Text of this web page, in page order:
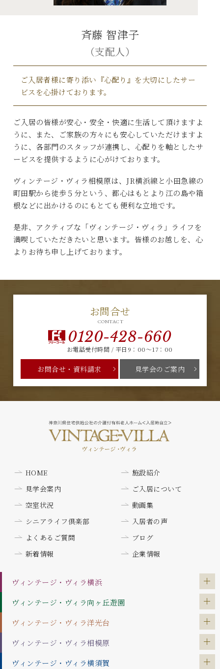
斉藤 智津子
（支配人）
ご入居者様に寄り添い『心配り』を大切にしたサー
ビスを心掛けております。
ご入居の皆様が安心・安全・快適に生活して頂けますよ
うに、また、ご家族の方々にも安心していただけますよ
うに、各部門のスタッフが連携し、心配りを軸としたサ
ービスを提供するように心がけております。
ヴィンテージ・ヴィラ相模原は、JR横浜線と小田急線の
町田駅から徒歩５分という、都心はもとより江の島や箱
根などに出かけるのにもとても便利な立地です。
是非、アクティブな「ヴィンテージ・ヴィラ」ライフを
満喫していただきたいと思います。皆様のお越しを、心
よりお待ち申し上げております。
お問合せ
CONTACT
0120-428-660
お電話受付時間 / 平日9：00～17：00
お問合せ・資料請求 見学会のご案内
HOME
施設紹介
見学会案内
ご入居について
空室状況
動画集
シニアライフ倶楽部
入居者の声
よくあるご質問
ブログ
新着情報
企業情報
ヴィンテージ・ヴィラ横浜
ヴィンテージ・ヴィラ向ヶ丘遊園
ヴィンテージ・ヴィラ洋光台
ヴィンテージ・ヴィラ相模原
ヴィンテージ・ヴィラ横須賀